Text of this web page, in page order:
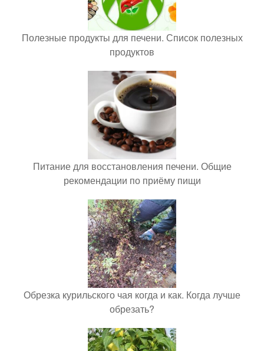
Полезные продукты для печени. Список полезных
продуктов
Питание для восстановления печени. Общие
рекомендации по приёму пищи
Обрезка курильского чая когда и как. Когда лучше
обрезать?